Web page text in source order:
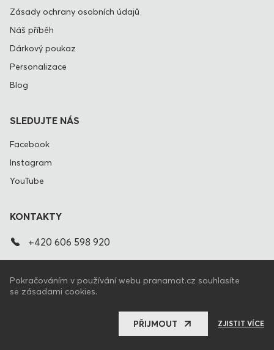
Zásady ochrany osobních údajů
Náš příběh
Dárkový poukaz
Personalizace
Blog
SLEDUJTE NÁS
Facebook
Instagram
YouTube
KONTAKTY
+420 606 598 920
Pranamat.cz © 2009 - 2026. All rights reserved.
SPOJENÉ STÁTY AMERICKÉ CZ
Pokračováním v používání webu pranamat.cz souhlasíte
se zásadami cookies.
PŘIJMOUT ZJISTIT VÍCE